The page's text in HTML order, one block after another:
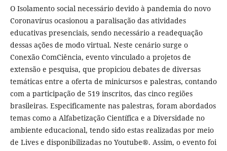
O Isolamento social necessário devido à pandemia do novo
Coronavírus ocasionou a paralisação das atividades
educativas presenciais, sendo necessário a readequação
dessas ações de modo virtual. Neste cenário surge o
Conexão ComCiência, evento vinculado a projetos de
extensão e pesquisa, que propiciou debates de diversas
temáticas entre a oferta de minicursos e palestras, contando
com a participação de 519 inscritos, das cinco regiões
brasileiras. Especificamente nas palestras, foram abordados
temas como a Alfabetização Científica e a Diversidade no
ambiente educacional, tendo sido estas realizadas por meio
de Lives e disponibilizadas no Youtube®. Assim, o evento foi